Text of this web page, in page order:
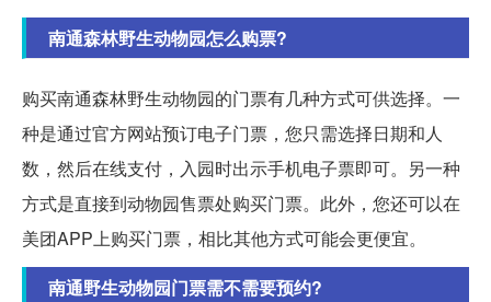
南通森林野生动物园怎么购票?
购买南通森林野生动物园的门票有几种方式可供选择。一
种是通过官方网站预订电子门票，您只需选择日期和人
数，然后在线支付，入园时出示手机电子票即可。另一种
方式是直接到动物园售票处购买门票。此外，您还可以在
美团APP上购买门票，相比其他方式可能会更便宜。
南通野生动物园门票需不需要预约?